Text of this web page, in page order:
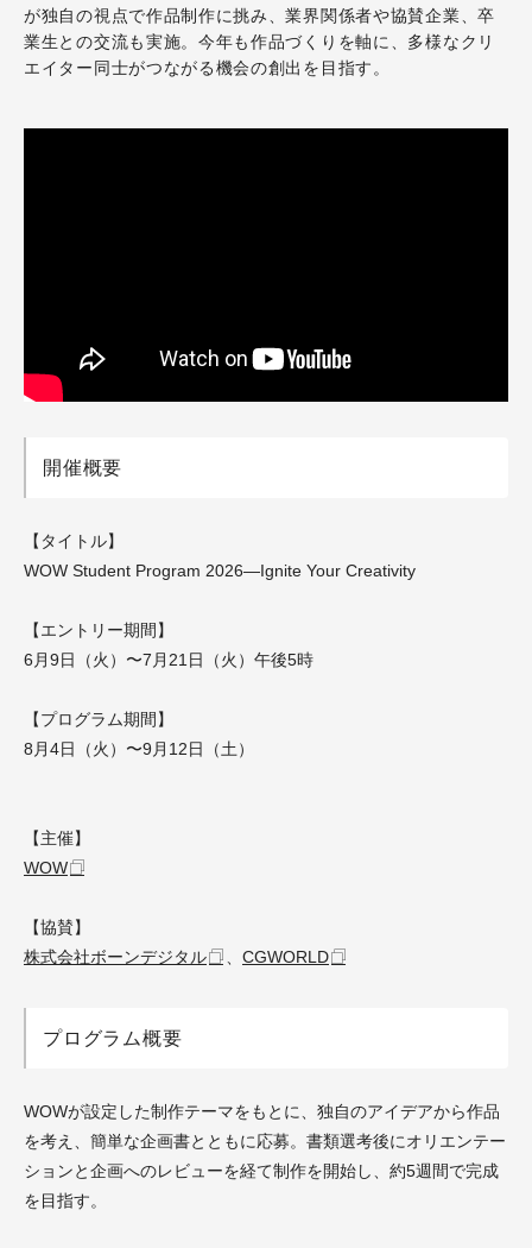
が独自の視点で作品制作に挑み、業界関係者や協賛企業、卒
業生との交流も実施。今年も作品づくりを軸に、多様なクリ
エイター同士がつながる機会の創出を目指す。
開催概要
【タイトル】
WOW Student Program 2026—Ignite Your Creativity
【エントリー期間】
6月9日（火）〜7月21日（火）午後5時
【プログラム期間】
8月4日（火）〜9月12日（土）
【主催】
WOW
【協賛】
株式会社ボーンデジタル
CGWORLD
プログラム概要
WOWが設定した制作テーマをもとに、独自のアイデアから作品
を考え、簡単な企画書とともに応募。書類選考後にオリエンテー
ションと企画へのレビューを経て制作を開始し、約5週間で完成
を目指す。